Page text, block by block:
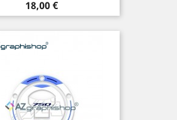
Prezzo
18,00 €